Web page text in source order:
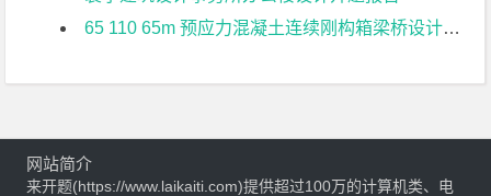
65 110 65m 预应力混凝土连续刚构箱梁桥设计开题报告
网站简介
来开题(https://www.laikaiti.com)提供超过100万的计算机类、电